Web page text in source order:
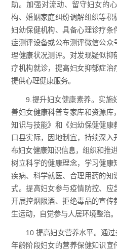
助。加强对流动、留守妇女的
构、婚姻家庭纠纷调解组织等
妇幼保健机构、具备心理诊疗
症测评设备或公布测评微信公
理健康状况测评。对发现疑似抑
疗机构就诊，提高妇女抑郁症
提供心理健康服务。
9.提升妇女健康素养。实施
善妇女健康科普专家库和资源
知识与技能》和《妇幼保健健康
口县实际，因地制宜，持续深
布妇女健康知识信息，组织和推
树立科学的健康理念，学习健
疾病、科学就医、合理用药的
式。提高妇女参与疫情防控、
开展控烟限酒、拒绝毒品的宣传
生运动，自觉参与人居环境整治。
10.提高妇女营养水平。通过
年龄阶段妇女的营养保健知识宣